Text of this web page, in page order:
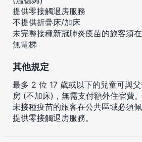
提供零接觸退房服務
不提供折疊床/加床
未完整接種新冠肺炎疫苗的旅客須
無電梯
其他規定
最多 2 位 17 歲或以下的兒童可與
房 (不加床)，無需支付額外住宿費。
未接種疫苗的旅客在公共區域必須佩
提供零接觸退房服務。